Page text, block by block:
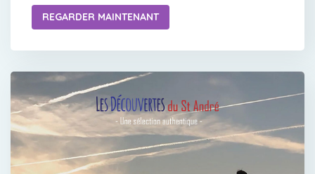
REGARDER MAINTENANT